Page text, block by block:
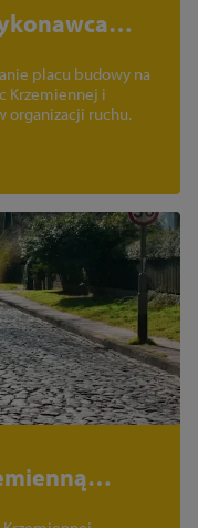
placu budowy na
Krzemiennej i
organizacji ruchu.